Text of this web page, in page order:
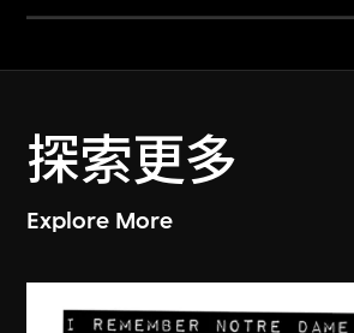
探索更多
Explore More